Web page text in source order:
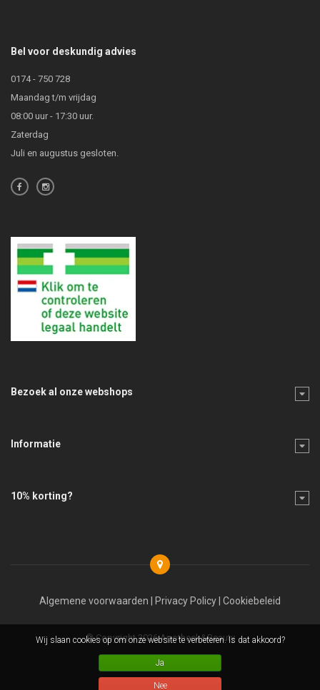
Bel voor deskundig advies
0174 - 750 728
Maandag t/m vrijdag
08:00 uur - 17:30 uur.
Zaterdag
Juli en augustus gesloten.
Bezoek al onze webshops
Informatie
10% korting?
Algemene voorwaarden Privacy Policy Cookiebeleid
© Copyright 2026 Apotheek&Beauty
Wij slaan cookies op om onze website te verbeteren. Is dat akkoord?
Ja
Nee